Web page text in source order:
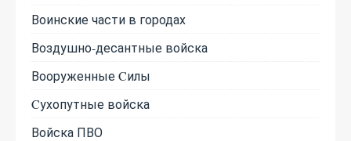
Воинские части в городах
Воздушно-десантные войска
Вооруженные Cилы
Cухопутные войска
Войска ПВО